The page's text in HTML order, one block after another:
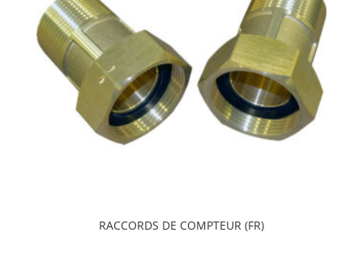
RACCORDS DE COMPTEUR (FR)